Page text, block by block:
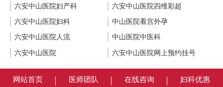
六安中山医院妇产科 六安中山医院四维彩超
六安中山医院妇科 中山医院看宫外孕
六安中山医院人流 中山医院中医科
六安中山医院 六安中山医院网上预约挂号
网站首页 医师团队 在线咨询 妇科优惠